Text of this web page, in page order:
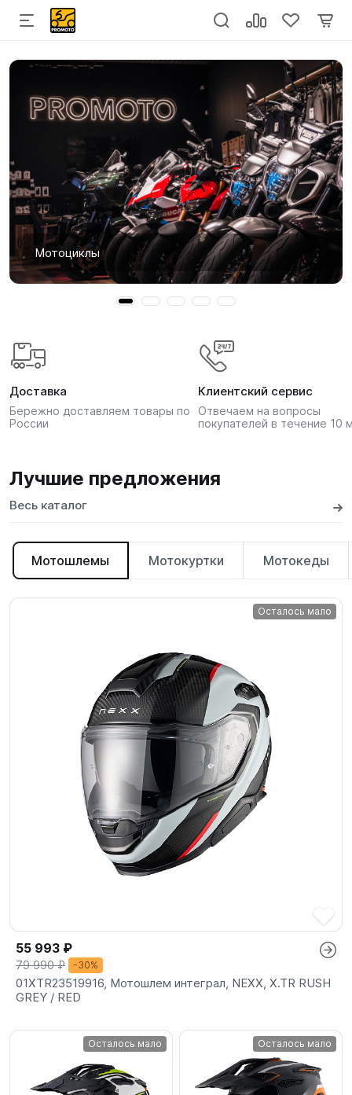
Мотоциклы
Доставка
Бережно доставляем товары по
России
Клиентский сервис
Отвечаем на вопросы
покупателей в течение 10
Лучшие предложения
Весь каталог
Мотошлемы Мотокуртки Мотокеды
Осталось мало
55 993 ₽
79 990 ₽ -30%
01XTR23519916, Мотошлем интеграл, NEXX, X.TR RUSH
GREY / RED
Осталось мало Осталось мало